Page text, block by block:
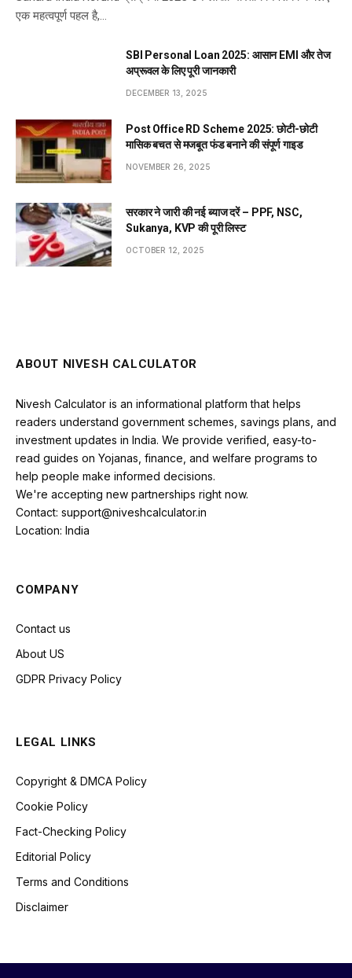
एक महत्वपूर्ण पहल है,…
SBI Personal Loan 2025: आसान EMI और तेज
अप्रूवल के लिए पूरी जानकारी
DECEMBER 13, 2025
Post Office RD Scheme 2025: छोटी-छोटी
मासिक बचत से मजबूत फंड बनाने की संपूर्ण गाइड
NOVEMBER 26, 2025
सरकार ने जारी की नई ब्याज दरें – PPF, NSC,
Sukanya, KVP की पूरी लिस्ट
OCTOBER 12, 2025
ABOUT NIVESH CALCULATOR
Nivesh Calculator is an informational platform that helps
readers understand government schemes, savings plans, and
investment updates in India. We provide verified, easy-to-
read guides on Yojanas, finance, and welfare programs to
help people make informed decisions.
We're accepting new partnerships right now.
Contact: support@niveshcalculator.in
Location: India
COMPANY
Contact us
About US
GDPR Privacy Policy
LEGAL LINKS
Copyright & DMCA Policy
Cookie Policy
Fact-Checking Policy
Editorial Policy
Terms and Conditions
Disclaimer